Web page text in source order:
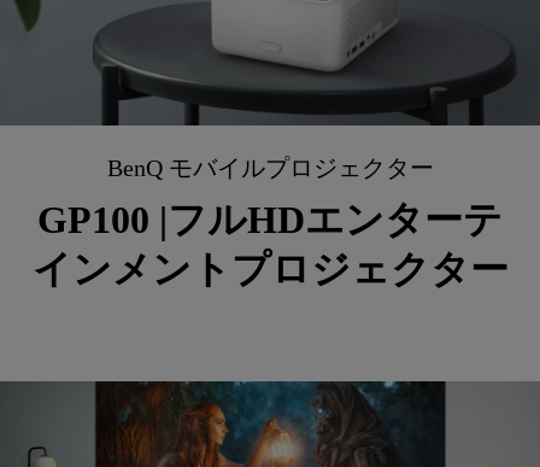
BenQ モバイルプロジェクター
GP100 |フルHDエンターテ
インメントプロジェクター